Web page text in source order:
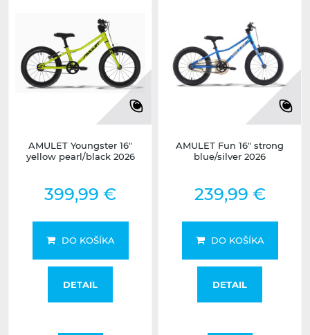
AMULET Youngster 16"
yellow pearl/black 2026
399,99 €
DO KOŠÍKA
DETAIL
AMULET Fun 16" strong
blue/silver 2026
239,99 €
DO KOŠÍKA
DETAIL